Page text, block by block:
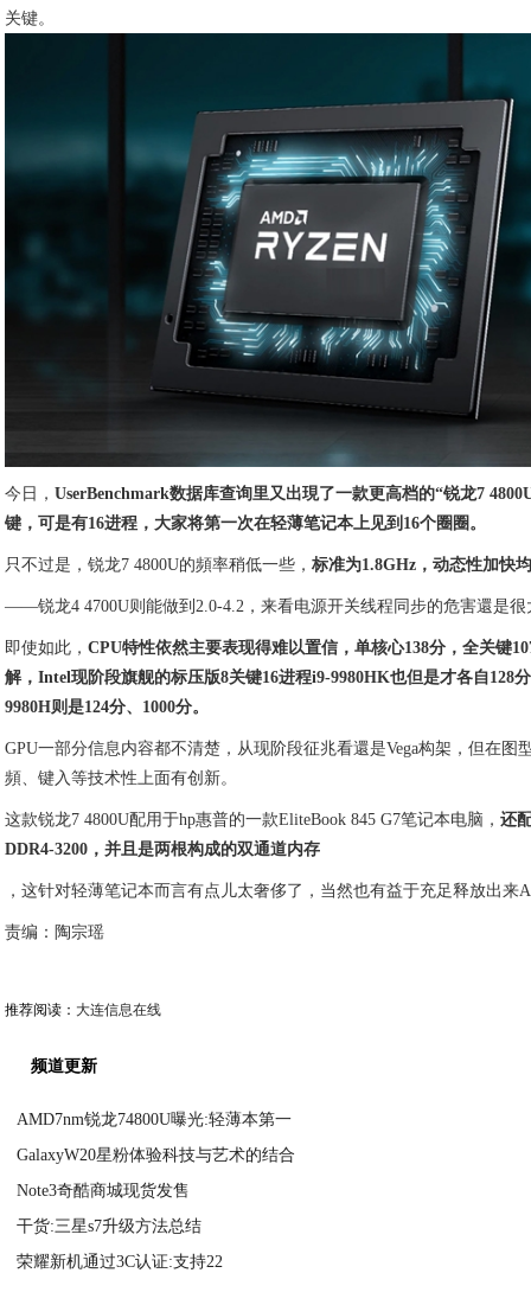
关键。
今日，UserBenchmark数据库查询里又出現了一款更高档的“锐龙7
键，可是有16进程，大家将第一次在轻薄笔记本上见到16个圈圈。
只不过是，锐龙7 4800U的頻率稍低一些，标准为1.8GHz，动态性加快
——锐龙4 4700U则能做到2.0-4.2，来看电源开关线程同步的危害還是很
即使如此，CPU特性依然主要表现得难以置信，单核心138分，全关键
解，Intel现阶段旗舰的标压版8关键16进程i9-9980HK也但是才各自128
9980H则是124分、1000分。
GPU一部分信息内容都不清楚，从现阶段征兆看還是Vega构架，但在图
頻、键入等技术性上面有创新。
这款锐龙7 4800U配用于hp惠普的一款EliteBook 845 G7笔记本电脑，还
DDR4-3200，并且是两根构成的双通道内存
，这针对轻薄笔记本而言有点儿太奢侈了，当然也有益于充足释放出来
责编：陶宗瑶
推荐阅读： 大连信息在线
频道更新
AMD7nm锐龙74800U曝光:轻薄本第一
GalaxyW20星粉体验科技与艺术的结合
Note3奇酷商城现货发售
干货:三星s7升级方法总结
荣耀新机通过3C认证:支持22